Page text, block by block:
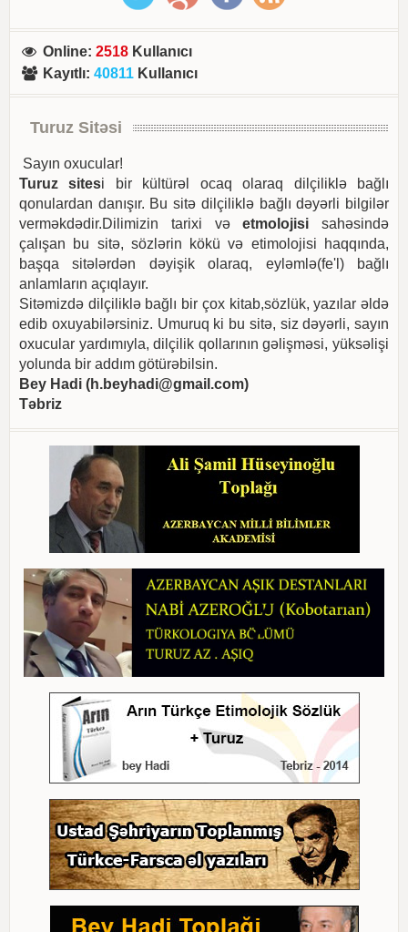
Online:2518 Kullanıcı
Kayıtlı:40811 Kullanıcı
Turuz Sitəsi
Sayın oxucular!
Turuz sitesi bir kültürəl ocaq olaraq dilçiliklə bağlı
qonulardan danışır. Bu sitə dilçiliklə bağlı dəyərli bilgilər
verməkdədir.Dilimizin tarixi vəetmolojisi sahəsində
çalışan bu sitə, sözlərin kökü və etimolojisi haqqında,
başqa sitələrdən dəyişik olaraq, eyləmlə(fe'l) bağlı
anlamların açıqlayır.
Sitəmizdə dilçiliklə bağlı bir çox kitab,sözlük, yazılar əldə
edib oxuyabilərsiniz. Umuruq ki bu sitə, siz dəyərli, sayın
oxucular yardımıyla, dilçilik qollarının gəlişməsi, yüksəlişi
yolunda bir addım götürəbilsin.
Bey Hadi (h.beyhadi@gmail.com)
Təbriz